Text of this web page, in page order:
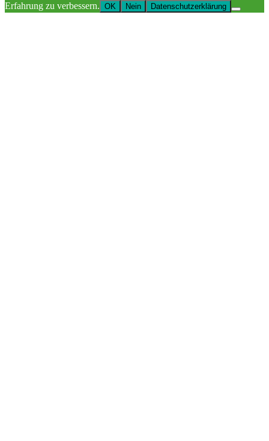
Erfahrung zu verbessern. OK Nein Datenschutzerklärung